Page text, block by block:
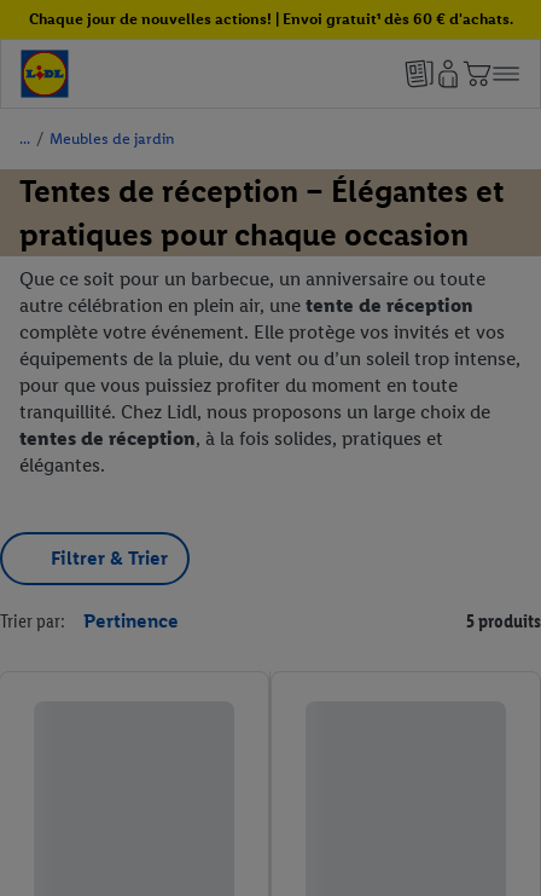
Chaque jour de nouvelles actions! | Envoi gratuit¹ dès 60 € d'achats.
/ Meubles de jardin
Tentes de réception – Élégantes et
pratiques pour chaque occasion
Que ce soit pour un barbecue, un anniversaire ou toute
autre célébration en plein air, une tente de réception
complète votre événement. Elle protège vos invités et vos
équipements de la pluie, du vent ou d’un soleil trop intense,
pour que vous puissiez profiter du moment en toute
tranquillité. Chez Lidl, nous proposons un large choix de
tentes de réception, à la fois solides, pratiques et
élégantes.
Filtrer & Trier
Trier par: Pertinence 5 produits